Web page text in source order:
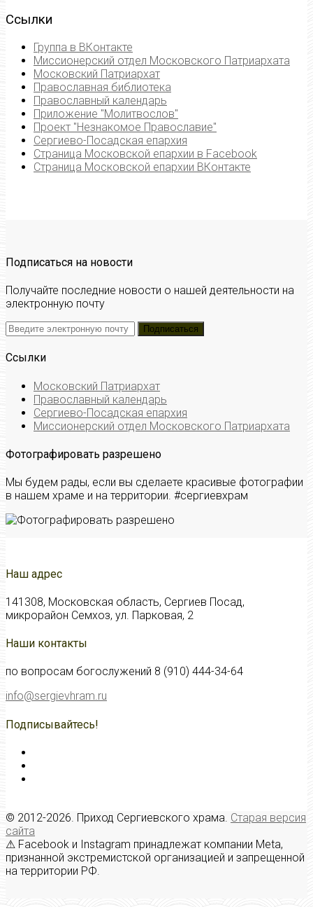
Ссылки
Группа в ВКонтакте
Миссионерский отдел Московского Патриархата
Московский Патриархат
Православная библиотека
Православный календарь
Приложение "Молитвослов"
Проект "Незнакомое Православие"
Сергиево-Посадская епархия
Страница Московской епархии в Facebook
Страница Московской епархии ВКонтакте
Подписаться на новости
Получайте последние новости о нашей деятельности на
электронную почту
Ссылки
Московский Патриархат
Православный календарь
Сергиево-Посадская епархия
Миссионерский отдел Московского Патриархата
Фотографировать разрешено
Мы будем рады, если вы сделаете красивые фотографии
в нашем храме и на территории. #сергиевхрам
Наш адрес
141308, Московская область, Сергиев Посад,
микрорайон Семхоз, ул. Парковая, 2
Наши контакты
по вопросам богослужений 8 (910) 444-34-64
info@sergievhram.ru
Подписывайтесь!
© 2012-2026. Приход Сергиевского храма. Старая версия
сайта
⚠ Facebook и Instagram принадлежат компании Meta,
признанной экстремистской организацией и запрещенной
на территории РФ.